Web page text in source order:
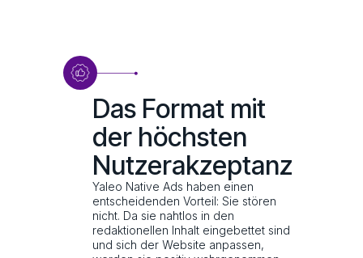
Das Format mit
der höchsten
Nutzerakzeptanz
Yaleo Native Ads haben einen
entscheidenden Vorteil: Sie stören
nicht. Da sie nahtlos in den
redaktionellen Inhalt eingebettet sind
und sich der Website anpassen,